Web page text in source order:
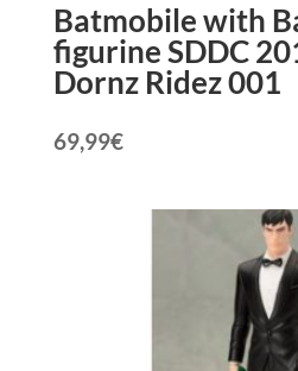
Batmobile with
figurine SDDC
Dornz Ridez 001
69,99€